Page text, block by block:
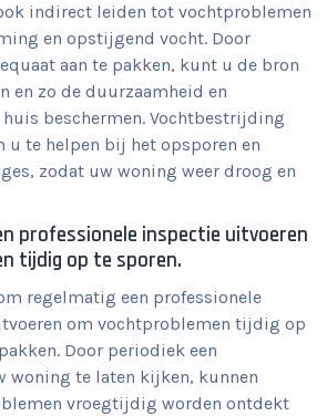
indirect leiden tot vochtproblemen
en opstijgend vocht. Door
aan te pakken, kunt u de bron
en zo de duurzaamheid en
beschermen. Vochtbestrijding
u te helpen bij het opsporen en
zodat uw woning weer droog en
professionele inspectie uitvoeren
tijdig op te sporen.
regelmatig een professionele
om vochtproblemen tijdig op
Door periodiek een
woning te laten kijken, kunnen
vroegtijdig worden ontdekt